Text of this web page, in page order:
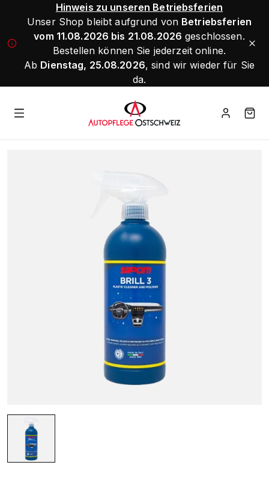
Hinweis zu unseren Betriebsferien
Unser Shop bleibt aufgrund von Betriebsferien
vom 11.08.2026 bis 21.08.2026 geschlossen.
Bestellen können Sie jederzeit online.
Ab Dienstag, 25.08.2026, sind wir wieder für Sie
da.